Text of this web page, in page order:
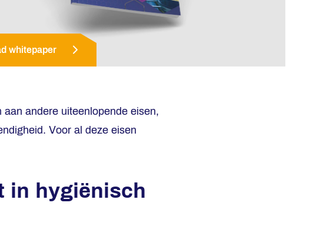
whitepaper
andere uiteenlopende eisen,
Voor al deze eisen
in hygiënisch